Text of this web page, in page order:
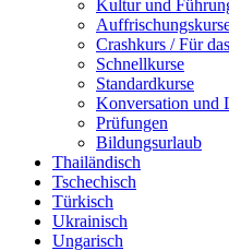
Kultur und
Crashkurs / Für
Schnellkurse
Standardkurse
Konversation und
Prüfungen
Bildungsurlaub
Thailändisch
Tschechisch
Türkisch
Ukrainisch
Ungarisch